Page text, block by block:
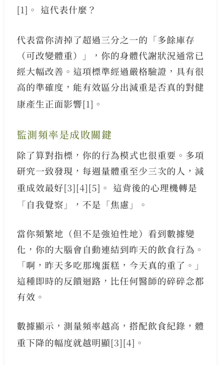
[1] 。 這代表什麼？
代表當你清掉了超過三分之一的「多餘庫存
（可改變體重）」，你的身體代謝狀況通常已
經大幅改善。這項標準經過嚴格驗證，具有很
高的準確度，能有效區分出減重是否真的對健
康產生正面影響[1] 。
監測頻率是成敗關鍵
除了算對指標，你的行為模式也很重要。多項
研究一致發現，每週量體重至少三次的人，減
重成效最好[3][4][5] 。 這背後的心理機轉是
「自我覺察」，不是「焦慮」。
當你頻繁地（但不是強迫性地）看到數據變
化，你的大腦會自動連結到昨天的飲食行為。
「啊，昨天多吃那塊蛋糕，今天真的重了。」
這種即時的反饋迴路，比任何醫師的碎碎念都
有效。
數據顯示，測量頻率越高，搭配飲食紀錄，體
重下降的幅度就越明顯[3][4] 。